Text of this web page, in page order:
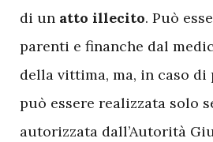
di un atto illecito. Può
parenti e finanche dal
della vittima, ma, in caso di
può essere realizzata solo
autorizzata dall’Autorità